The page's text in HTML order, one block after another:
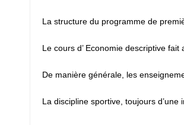
La structure du programme de
Le cours d’ Economie descriptive
De manière générale, les
La discipline sportive, toujours